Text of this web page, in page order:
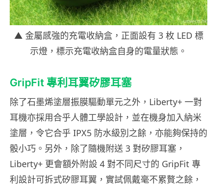
▲ 金屬感強的充電收納盒，正面設有 3 枚 LED 標
示燈，標示充電收納盒自身的電量狀態。
GripFit 專利耳翼矽膠耳塞
除了石墨烯塗層振膜驅動單元之外，Liberty+ 一對
耳機亦採用合乎人體工學設計，並在機身加入納米
塗層，令它合乎 IPX5 防水級別之餘，亦能夠保持的
骰小巧。另外，除了隨機附送 3 對矽膠耳塞，
Liberty+ 更會額外附設 4 對不同尺寸的 GripFit 專
利設計可拆式矽膠耳翼，實試佩戴毫不累贅之餘，